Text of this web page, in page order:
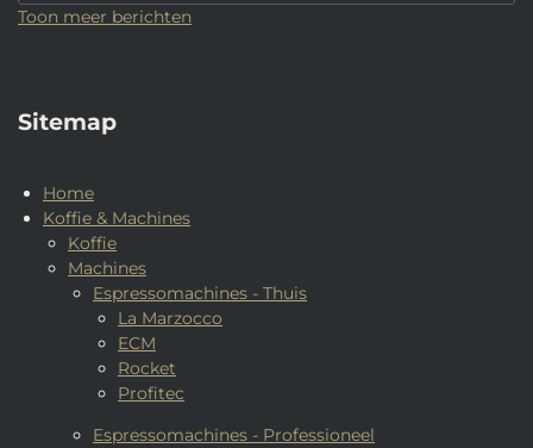
Toon meer berichten
Sitemap
Home
Koffie & Machines
Koffie
Machines
Espressomachines - Thuis
La Marzocco
ECM
Rocket
Profitec
Espressomachines - Professioneel